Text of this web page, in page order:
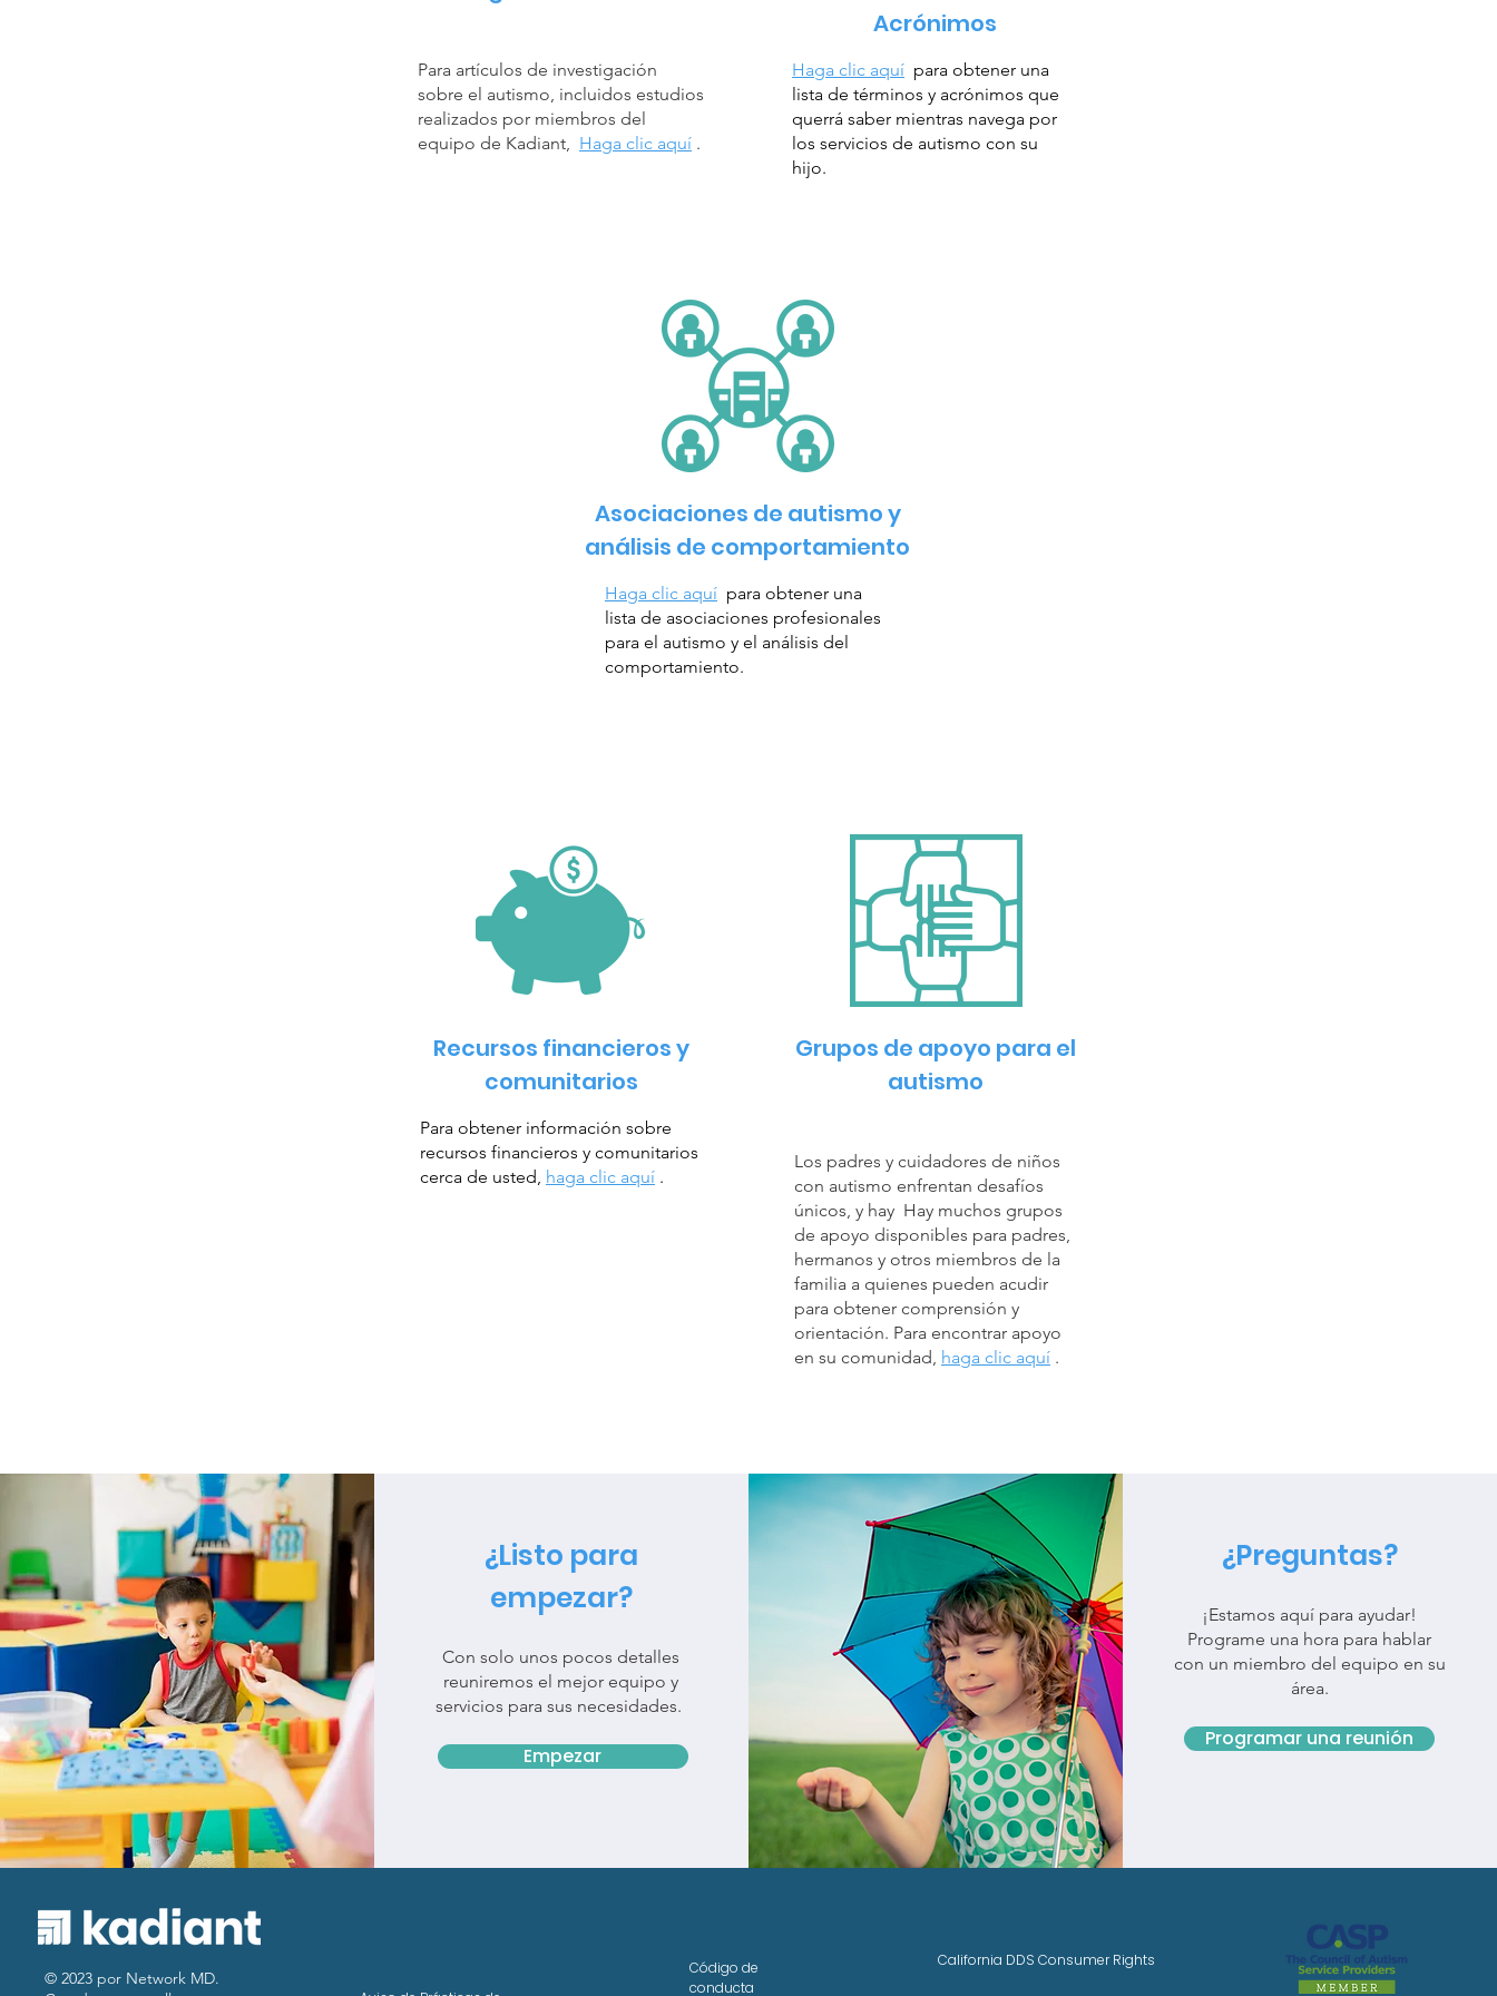
Para artículos de investigación
sobre el autismo, incluidos estudios
realizados por miembros del
equipo de Kadiant, Haga clic aquí .
Acrónimos
Haga clic aquí para obtener una
lista de términos y acrónimos que
querrá saber mientras navega por
los servicios de autismo con su
hijo.
Asociaciones de autismo y
análisis de comportamiento
Haga clic aquí para obtener una
lista de asociaciones profesionales
para el autismo y el análisis del
comportamiento.
Recursos financieros y
comunitarios
Para obtener información sobre
recursos financieros y comunitarios
cerca de usted, haga clic aquí .
Grupos de apoyo para el
autismo
Los padres y cuidadores de niños
con autismo enfrentan desafíos
únicos, y hay Hay muchos grupos
de apoyo disponibles para padres,
hermanos y otros miembros de la
familia a quienes pueden acudir
para obtener comprensión y
orientación. Para encontrar apoyo
en su comunidad, haga clic aquí .
¿Listo para
empezar?
Con solo unos pocos detalles
reuniremos el mejor equipo y
servicios para sus necesidades.
Empezar
¿Preguntas?
¡Estamos aquí para ayudar!
Programe una hora para hablar
con un miembro del equipo en su
área.
Programar una reunión
© 2023 por Network MD.
Código de
conducta
California DDS Consumer Rights